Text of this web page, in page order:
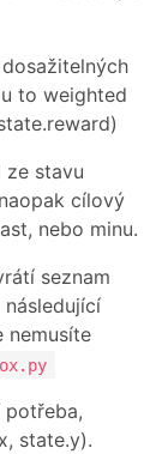
to weighted
ze stavu
cílový
nebo minu.
seznam
nemusíte
potřeba,
state.y).